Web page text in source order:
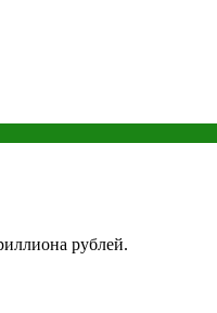
рублей.